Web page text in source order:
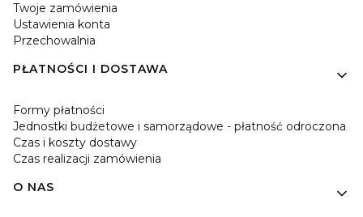
Twoje zamówienia
Ustawienia konta
Przechowalnia
PŁATNOŚCI I DOSTAWA
Formy płatności
Jednostki budżetowe i samorządowe - płatność odroczona
Czas i koszty dostawy
Czas realizacji zamówienia
O NAS